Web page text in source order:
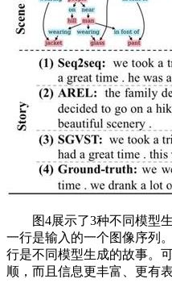
图4展示了3种不同模型生
一行是输入的一个图像序列
行是不同模型生成的故事。
顺，而且信息更丰富、更有表